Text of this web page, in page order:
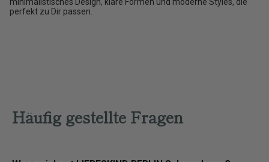
minimalistisches Design, klare Formen und moderne Styles, die
perfekt zu Dir passen.
Häufig gestellte Fragen